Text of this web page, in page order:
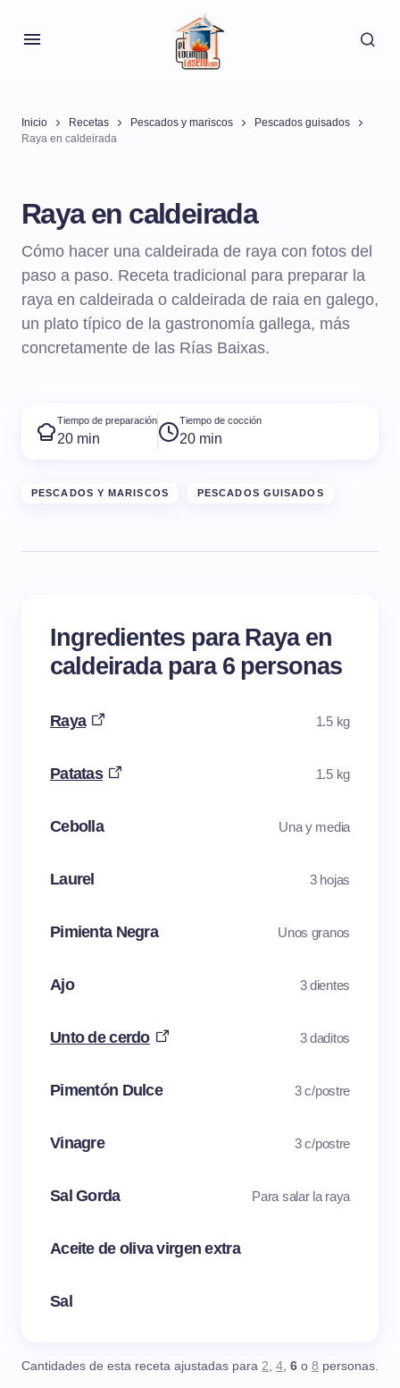
Inicio Recetas Pescados y mariscos
Pescados guisados
Raya en caldeirada
Raya en caldeirada
Cómo hacer una caldeirada de raya con fotos del
paso a paso. Receta tradicional para preparar la
raya en caldeirada o caldeirada de raia en galego,
un plato típico de la gastronomía gallega, más
concretamente de las Rías Baixas.
Tiempo de preparación
20 min
Tiempo de cocción
20 min
PESCADOS Y MARISCOS PESCADOS GUISADOS
Ingredientes para Raya en
caldeirada para 6 personas
Raya 1.5 kg
Patatas 1.5 kg
Cebolla Una y media
Laurel 3 hojas
Pimienta Negra Unos granos
Ajo 3 dientes
Unto de cerdo 3 daditos
Pimentón Dulce 3 c/postre
Vinagre 3 c/postre
Sal Gorda Para salar la raya
Aceite de oliva virgen extra
Sal
Cantidades de esta receta ajustadas para 2, 4, 6 o 8 personas.